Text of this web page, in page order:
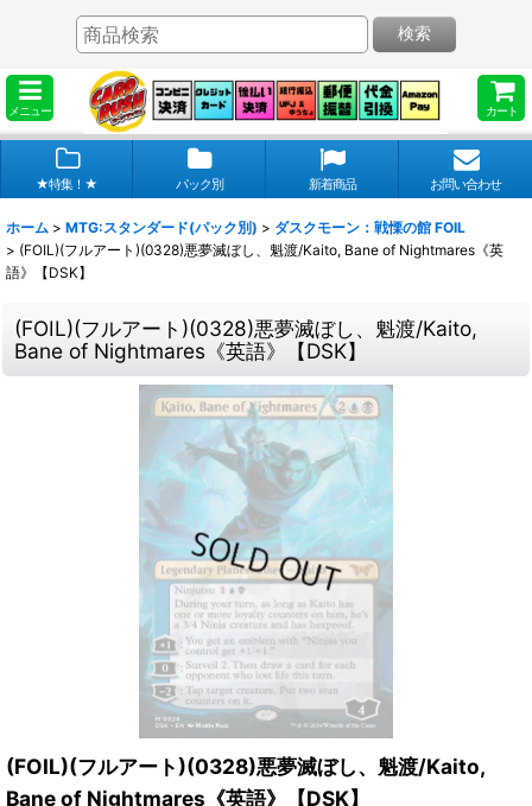
メニュー カート
検索
★特集！★ パック別 新着商品 お問い合わせ
ホーム > MTG:スタンダード(パック別) > ダスクモーン：戦慄の館 FOIL
> (FOIL)(フルアート)(0328)悪夢滅ぼし、魁渡/Kaito, Bane of Nightmares《英
語》【DSK】
(FOIL)(フルアート)(0328)悪夢滅ぼし、魁渡/Kaito,
Bane of Nightmares《英語》【DSK】
(FOIL)(フルアート)(0328)悪夢滅ぼし、魁渡/Kaito,
Bane of Nightmares《英語》【DSK】